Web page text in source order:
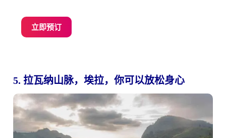
立即预订
5. 拉瓦纳山脉，埃拉，你可以放松身心